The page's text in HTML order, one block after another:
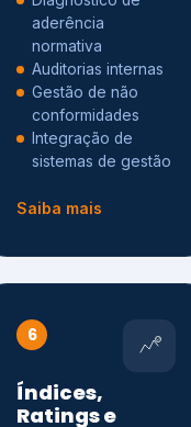
aderência
normativa
Auditorias internas
Gestão de não
conformidades
Integração de
sistemas de gestão
Saiba mais
6
Índices,
Ratings e